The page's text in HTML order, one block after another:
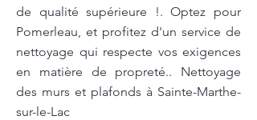
de qualité supérieure !. Optez pour
Pomerleau, et profitez d'un service de
nettoyage qui respecte vos exigences
en matière de propreté.. Nettoyage
des murs et plafonds à Sainte-Marthe-
sur-le-Lac